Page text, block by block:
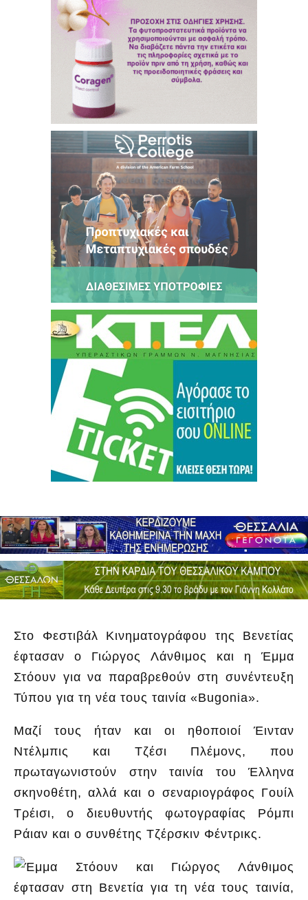
Στο Φεστιβάλ Κινηματογράφου της Βενετίας
έφτασαν ο Γιώργος Λάνθιμος και η Έμμα
Στόουν για να παραβρεθούν στη συνέντευξη
Τύπου για τη νέα τους ταινία «Bugonia».
Μαζί τους ήταν και οι ηθοποιοί Έινταν
Ντέλμπις και Τζέσι Πλέμονς, που
πρωταγωνιστούν στην ταινία του Έλληνα
σκηνοθέτη, αλλά και ο σεναριογράφος Γουίλ
Τρέισι, ο διευθυντής φωτογραφίας Ρόμπι
Ράιαν και ο συνθέτης Τζέρσκιν Φέντρικς.